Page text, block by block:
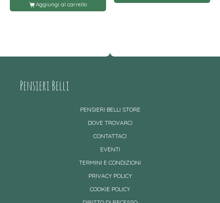
Aggiungi al carrello
Pensieri Belli
PENSIERI BELLI STORE
DOVE TROVARCI
CONTATTACI
EVENTI
TERMINI E CONDIZIONI
PRIVACY POLICY
COOKIE POLICY